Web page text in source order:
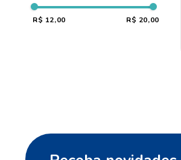
R$ 12,00 R$ 20,00